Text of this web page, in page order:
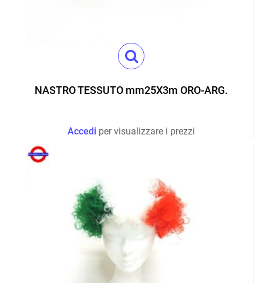
NASTRO TESSUTO mm25X3m ORO-ARG.
Accedi per visualizzare i prezzi